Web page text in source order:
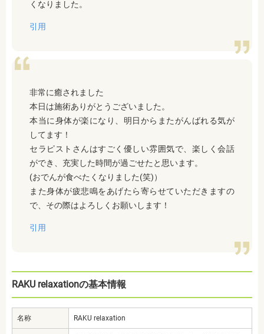
くなりました。
引用
非常に癒されました
本日は施術ありがとうございました。
本当に身体が楽になり、明日からまたがんばれる気が
してます！
セラピストさんはすごく優しい雰囲気で、楽しく会話
ができ、充実した時間が過ごせたと思います。
(おでんが食べたくなりました(笑)）
また身体が疲悲鳴をあげたら寄らせていただきますの
で、その際はよろしくお願いします！
引用
RAKU relaxationの基本情報
名称 RAKU relaxation